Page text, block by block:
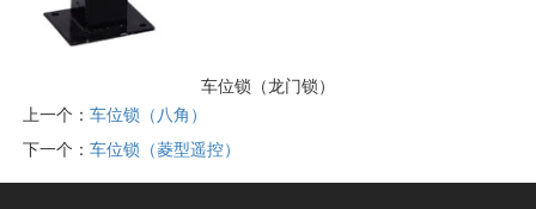
车位锁（龙门锁）
上一个：车位锁（八角）
下一个：车位锁（菱型遥控）